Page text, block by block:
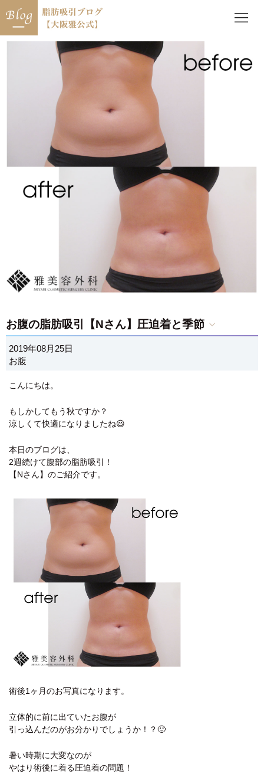
お腹の脂肪吸引【Nさん】圧迫着と季節
2019年08月25日
お腹
こんにちは。
もしかしてもう秋ですか？
涼しくて快適になりましたね😃
本日のブログは、
2週続けて腹部の脂肪吸引！
【Nさん】のご紹介です。
術後1ヶ月のお写真になります。
立体的に前に出ていたお腹が
引っ込んだのがお分かりでしょうか！？🙂
暑い時期に大変なのが
やはり術後に着る圧迫着の問題！